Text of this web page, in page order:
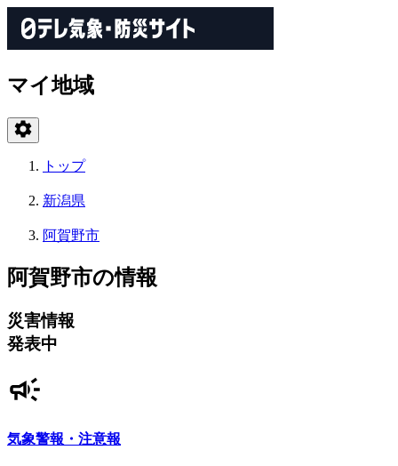
マイ地域
トップ
新潟県
阿賀野市
阿賀野市の情報
災害情報
発表中
気象警報・注意報